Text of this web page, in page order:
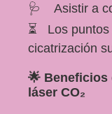
🩺 Asistir a
⏳ Los puntos
cicatrización
🌟 Beneficios
láser CO₂